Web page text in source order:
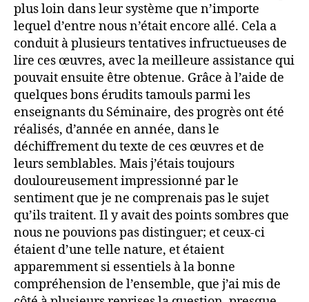
plus loin dans leur système que n’importe
lequel d’entre nous n’était encore allé. Cela a
conduit à plusieurs tentatives infructueuses de
lire ces œuvres, avec la meilleure assistance qui
pouvait ensuite être obtenue. Grâce à l’aide de
quelques bons érudits tamouls parmi les
enseignants du Séminaire, des progrès ont été
réalisés, d’année en année, dans le
déchiffrement du texte de ces œuvres et de
leurs semblables. Mais j’étais toujours
douloureusement impressionné par le
sentiment que je ne comprenais pas le sujet
qu’ils traitent. Il y avait des points sombres que
nous ne pouvions pas distinguer; et ceux-ci
étaient d’une telle nature, et étaient
apparemment si essentiels à la bonne
compréhension de l’ensemble, que j’ai mis de